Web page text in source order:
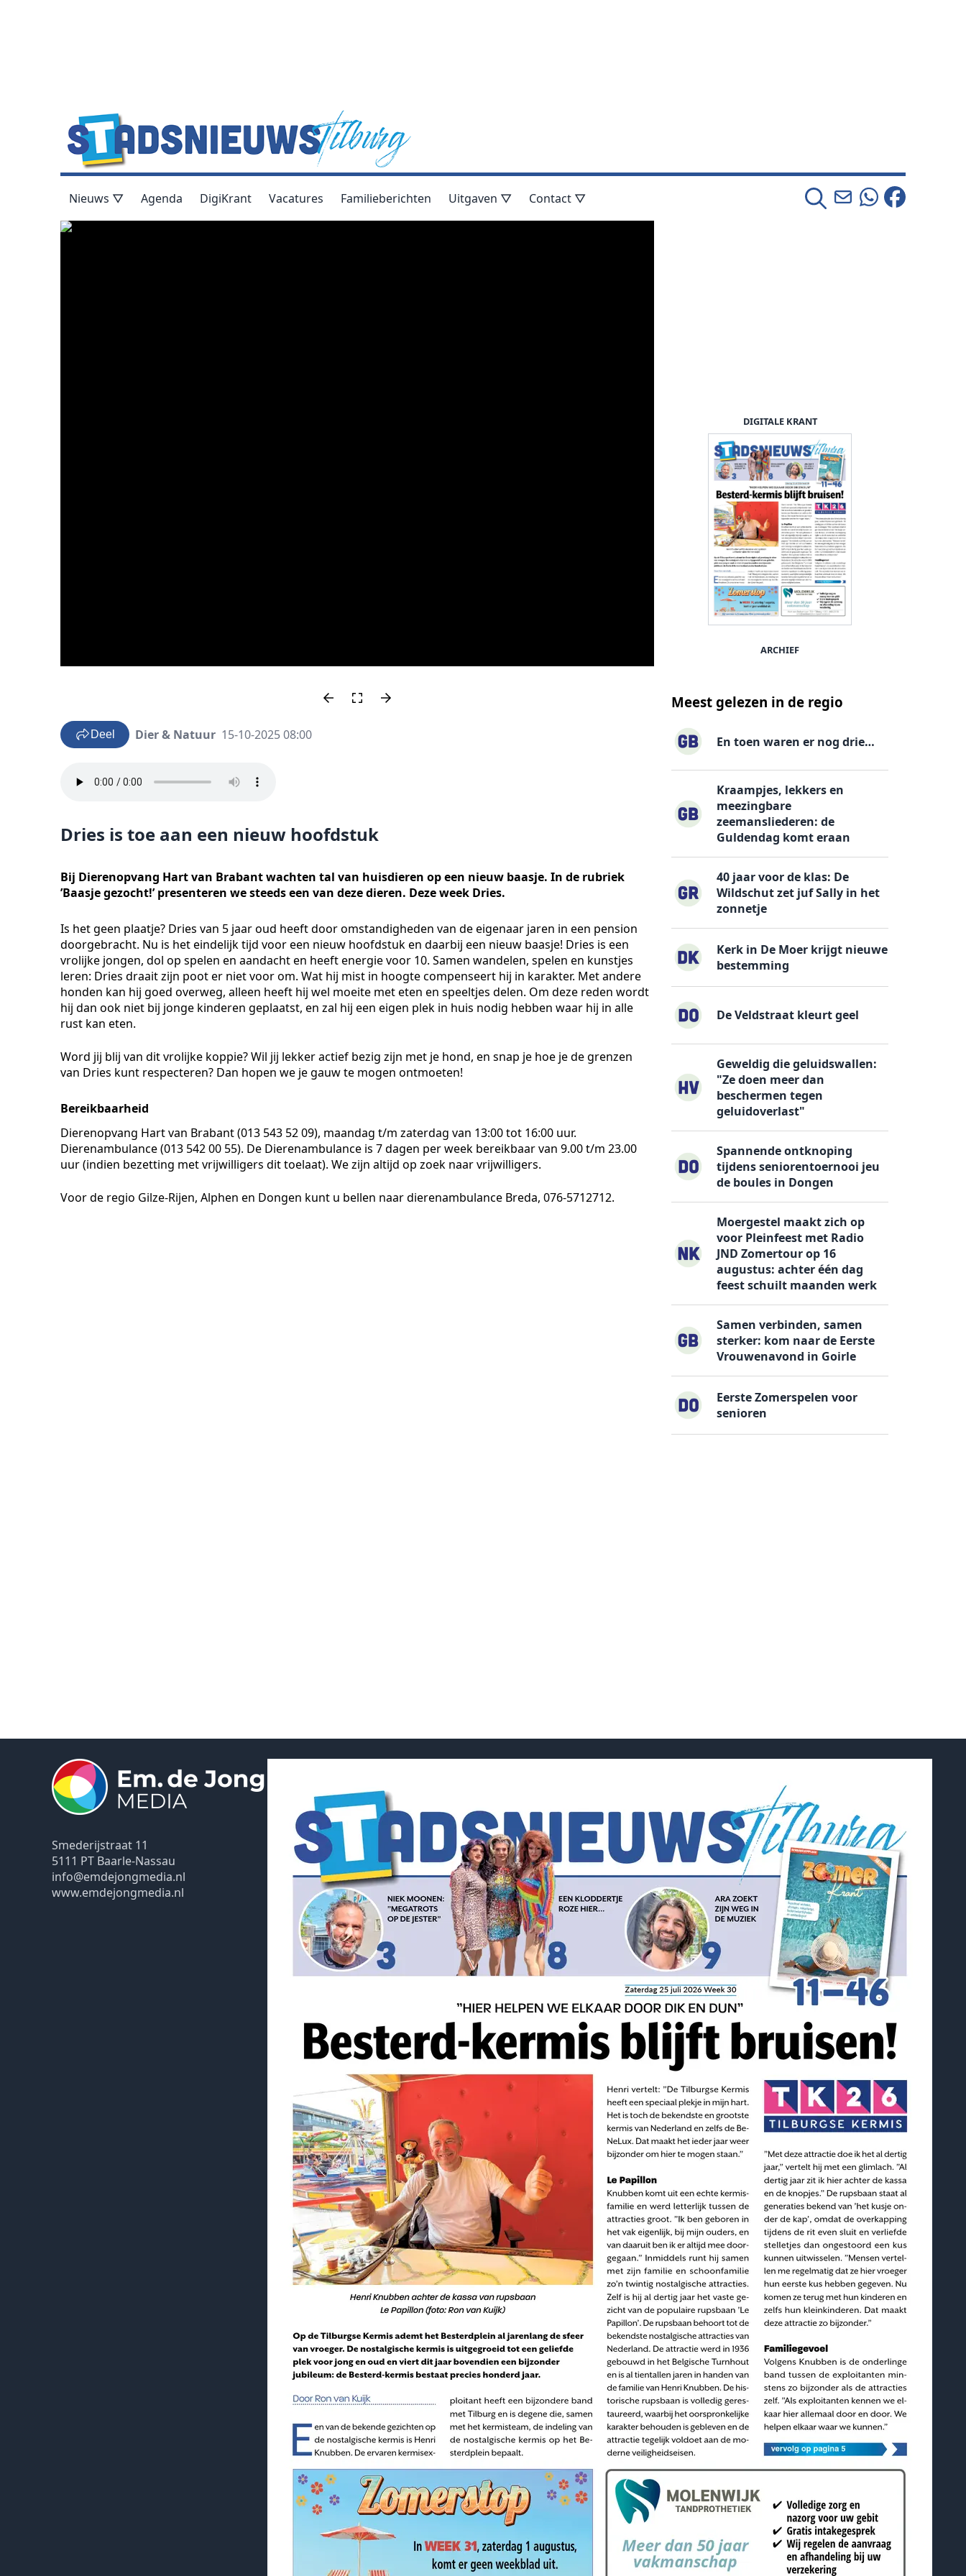
Nieuws ▽ Agenda DigiKrant Vacatures Familieberichten Uitgaven ▽ Contact ▽
Deel Dier & Natuur 15-10-2025 08:00
Dries is toe aan een nieuw hoofdstuk
Bij Dierenopvang Hart van Brabant wachten tal van huisdieren op een nieuw baasje. In de rubriek
’Baasje gezocht!’ presenteren we steeds een van deze dieren. Deze week Dries.
Is het geen plaatje? Dries van 5 jaar oud heeft door omstandigheden van de eigenaar jaren in een pension
doorgebracht. Nu is het eindelijk tijd voor een nieuw hoofdstuk en daarbij een nieuw baasje! Dries is een
vrolijke jongen, dol op spelen en aandacht en heeft energie voor 10. Samen wandelen, spelen en kunstjes
leren: Dries draait zijn poot er niet voor om. Wat hij mist in hoogte compenseert hij in karakter. Met andere
honden kan hij goed overweg, alleen heeft hij wel moeite met eten en speeltjes delen. Om deze reden wordt
hij dan ook niet bij jonge kinderen geplaatst, en zal hij een eigen plek in huis nodig hebben waar hij in alle
rust kan eten.
Word jij blij van dit vrolijke koppie? Wil jij lekker actief bezig zijn met je hond, en snap je hoe je de grenzen
van Dries kunt respecteren? Dan hopen we je gauw te mogen ontmoeten!
Bereikbaarheid
Dierenopvang Hart van Brabant (013 543 52 09), maandag t/m zaterdag van 13:00 tot 16:00 uur.
Dierenambulance (013 542 00 55). De Dierenambulance is 7 dagen per week bereikbaar van 9.00 t/m 23.00
uur (indien bezetting met vrijwilligers dit toelaat). We zijn altijd op zoek naar vrijwilligers.
Voor de regio Gilze-Rijen, Alphen en Dongen kunt u bellen naar dierenambulance Breda, 076-5712712.
DIGITALE KRANT
ARCHIEF
Meest gelezen in de regio
En toen waren er nog drie…
Kraampjes, lekkers en
meezingbare
zeemansliederen: de
Guldendag komt eraan
40 jaar voor de klas: De
Wildschut zet juf Sally in het
zonnetje
Kerk in De Moer krijgt nieuwe
bestemming
De Veldstraat kleurt geel
Geweldig die geluidswallen:
"Ze doen meer dan
beschermen tegen
geluidoverlast"
Spannende ontknoping
tijdens seniorentoernooi jeu
de boules in Dongen
Moergestel maakt zich op
voor Pleinfeest met Radio
JND Zomertour op 16
augustus: achter één dag
feest schuilt maanden werk
Samen verbinden, samen
sterker: kom naar de Eerste
Vrouwenavond in Goirle
Eerste Zomerspelen voor
senioren
Smederijstraat 11
5111 PT Baarle-Nassau
info@emdejongmedia.nl
www.emdejongmedia.nl